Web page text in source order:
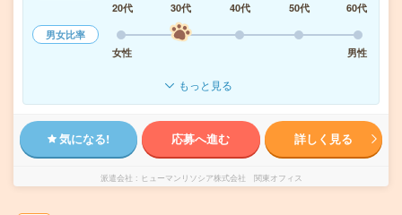
20代
30代 40代 50代
60代
男女比率
女性
男性
もっと見る
気になる! 応募へ進む 詳しく見る
派遣会社 ヒューマンリソシア株式会社 関東オフィス